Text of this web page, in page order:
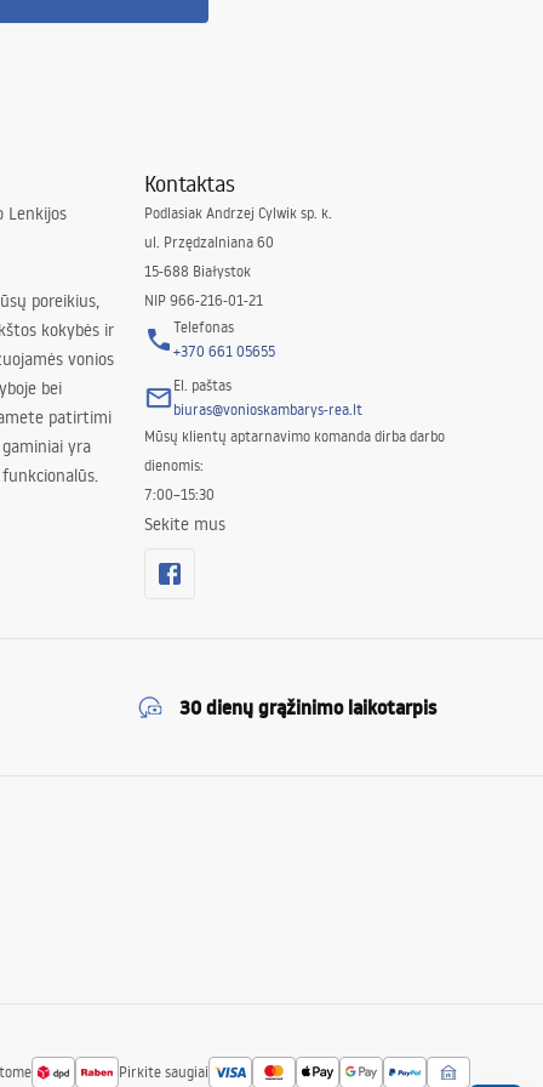
Lenkijos
poreikius,
kokybės ir
vonios
bei
patirtimi
yra
Kontaktas
Podlasiak Andrzej Cylwik sp. k.
ul. Przędzalniana 60
15-688 Białystok
NIP 966-216-01-21
Telefonas
+370 661 05655
El. paštas
biuras@vonioskambarys-rea.lt
Mūsų klientų aptarnavimo komanda dirba darbo
dienomis:
7:00–15:30
Sekite mus
30 dienų grąžinimo laikotarpis
Pirkite saugiai